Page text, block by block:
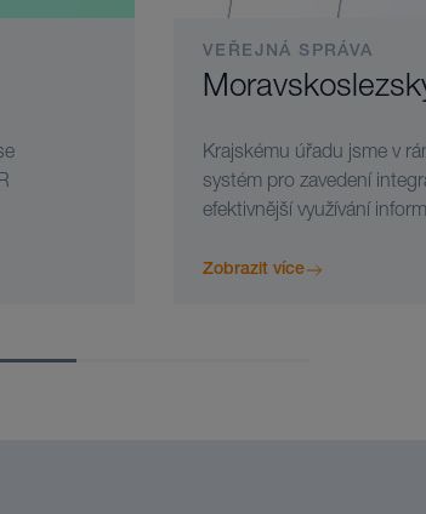
VEŘEJNÁ SPRÁVA
Krajskému úřadu jsme v
systém pro zavedení
efektivnější využívání
Zobrazit více